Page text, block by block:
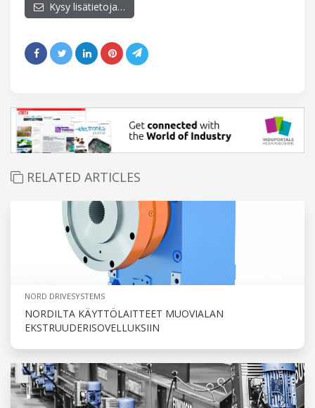
Kysy lisätietoja…
RELATED ARTICLES
NORD DRIVESYSTEMS
NORDILTA KÄYTTÖLAITTEET MUOVIALAN
EKSTRUUDERISOVELLUKSIIN